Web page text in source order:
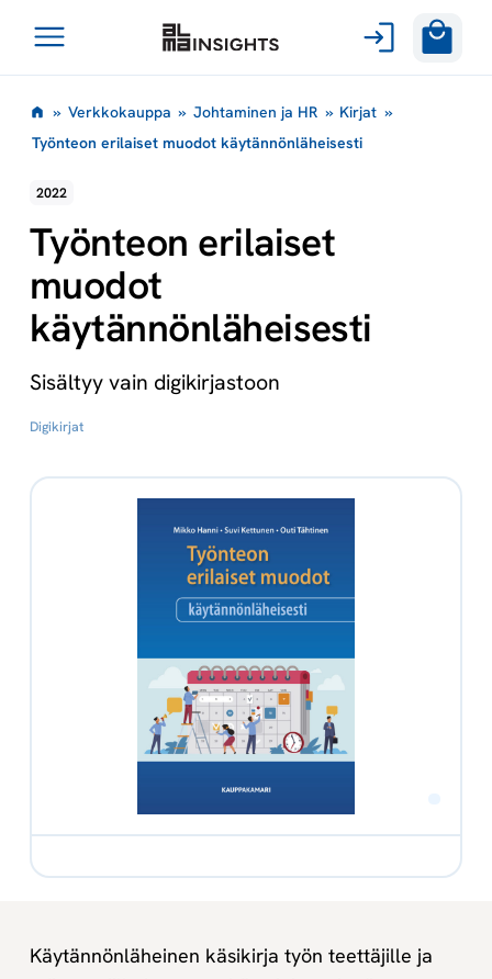
sisältöön
Avaa
» Verkkokauppa » Johtaminen ja HR » Kirjat »
Työnteon erilaiset muodot käytännönläheisesti
2022
Työnteon erilaiset
muodot
käytännönläheisesti
Sisältyy vain digikirjastoon
Digikirjat
Käytännönläheinen käsikirja työn teettäjille ja